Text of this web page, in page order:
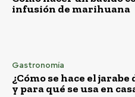
infusión de marihuana
Gastronomía
¿Cómo se hace el jarabe
y para qué se usa en